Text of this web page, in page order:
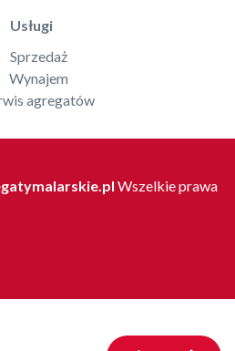
Usługi
Sprzedaż
Wynajem
agregatów
Wszelkie prawa